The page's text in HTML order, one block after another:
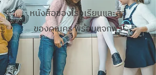
หนังสือของโรงเรียนและสื่อ
ของคุณครูพร้อมแจกฟรี